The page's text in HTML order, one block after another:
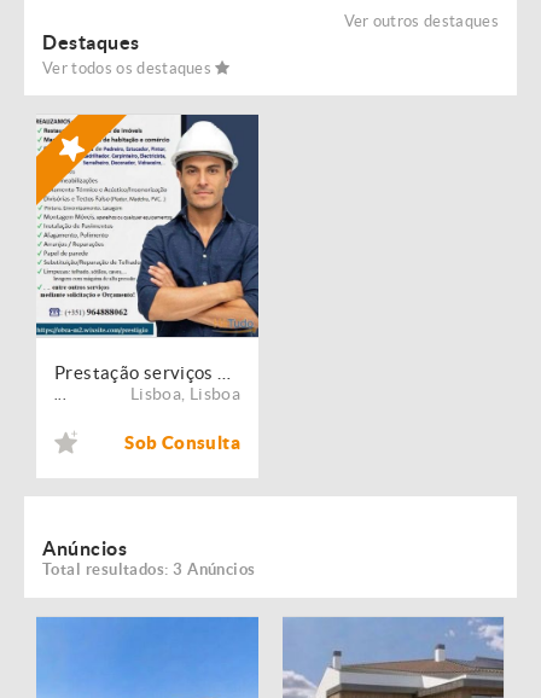
Ver outros destaques
Destaques
Ver todos os destaques
Lisboa Lisboa
Sob Consulta
Anúncios
Total resultados: 3 Anúncios